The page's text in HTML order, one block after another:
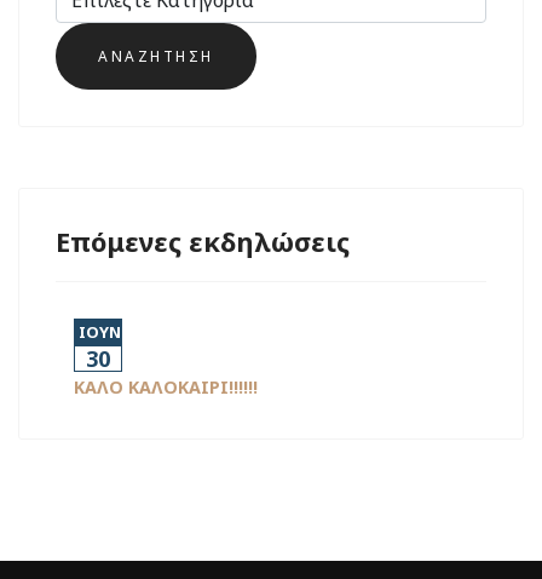
Επόμενες εκδηλώσεις
ΙΟΥΝ
30
ΚΑΛΟ ΚΑΛΟΚΑΙΡΙ!!!!!!